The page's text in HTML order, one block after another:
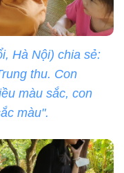
Hà Nội) chia sẻ:
thu. Con
màu sắc, con
màu".